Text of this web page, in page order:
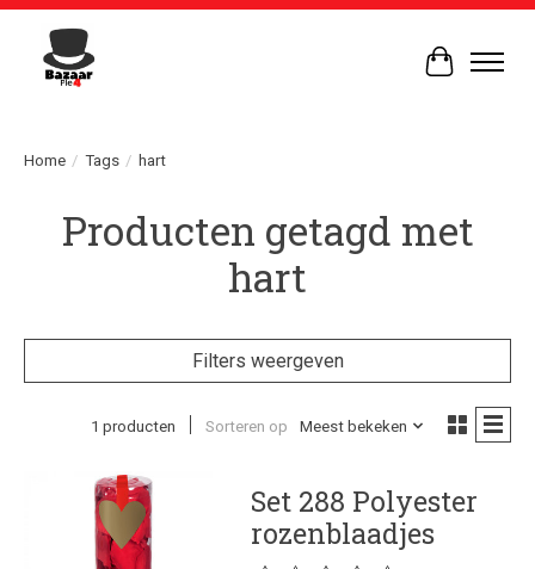
Home / Tags / hart
Producten getagd met
hart
Filters weergeven
1 producten Sorteren op Meest bekeken
Set 288 Polyester
rozenblaadjes